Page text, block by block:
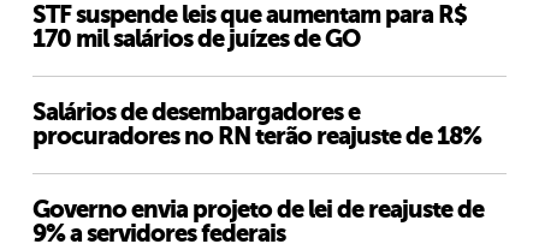
STF suspende leis que aumentam para R$
170 mil salários de juízes de GO
Salários de desembargadores e
procuradores no RN terão reajuste de 18%
Governo envia projeto de lei de reajuste de
9% a servidores federais